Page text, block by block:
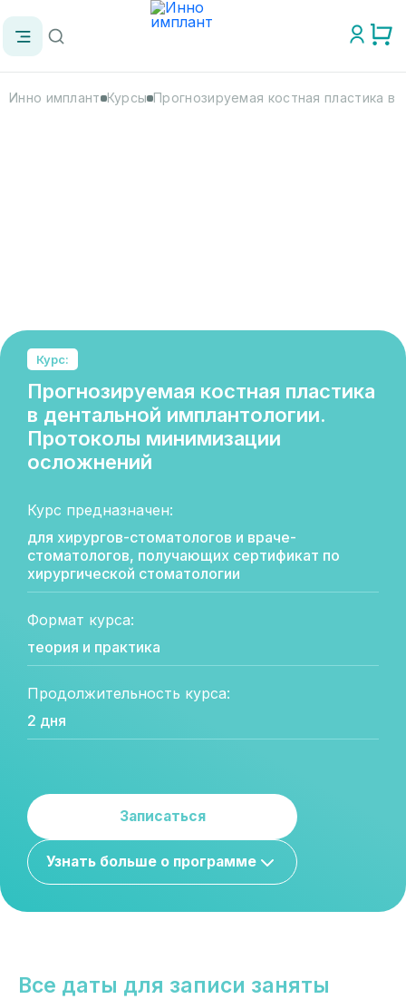
Инно имплант Курсы Прогнозируемая костная пластика
Курс:
Прогнозируемая костная пластика
в дентальной имплантологии.
Протоколы минимизации
осложнений
Курс предназначен:
для хирургов-стоматологов и враче-
стоматологов, получающих сертификат по
хирургической стоматологии
Формат курса:
теория и практика
Продолжительность курса:
2 дня
Записаться
Узнать больше о программе
Все даты для записи заняты